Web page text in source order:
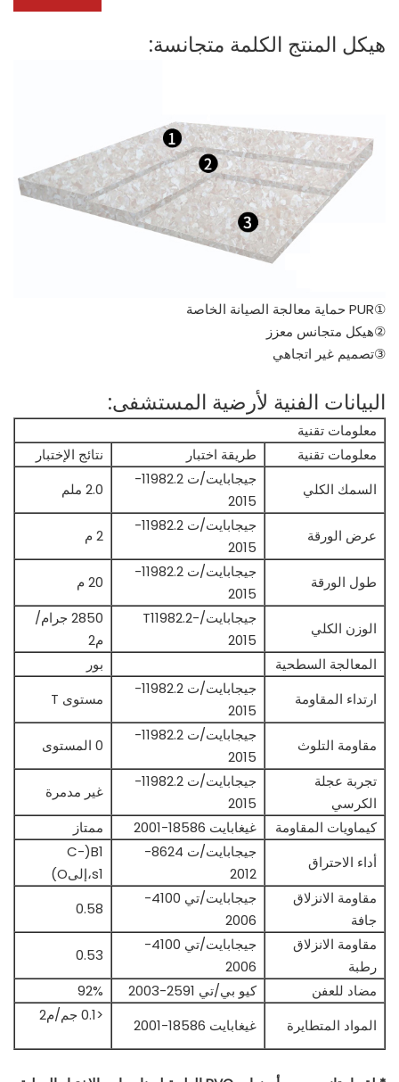
هيكل المنتج الكلمة متجانسة:
①PUR حماية معالجة الصيانة الخاصة
②هيكل متجانس معزز
③تصميم غير اتجاهي
البيانات الفنية لأرضية المستشفى:
معلومات تقنية
معلومات تقنية
طريقة اختبار
نتائج الإختبار
السمك الكلي
جيجابايت/ت 11982.2-
2015
2.0 ملم
عرض الورقة
جيجابايت/ت 11982.2-
2015
2 م
طول الورقة
جيجابايت/ت 11982.2-
2015
20 م
الوزن الكلي
جيجابايت/T11982.2-
2015
2850 جرام/
م2
المعالجة السطحية
بور
ارتداء المقاومة
جيجابايت/ت 11982.2-
2015
مستوى T
مقاومة التلوث
جيجابايت/ت 11982.2-
2015
0 المستوى
تجربة عجلة
الكرسي
جيجابايت/ت 11982.2-
2015
غير مدمرة
كيماويات المقاومة
غيغابايت 18586-2001
ممتاز
أداء الاحتراق
جيجابايت/ت 8624-
2012
B1(C-
s1،إلىO)
مقاومة الانزلاق
جافة
جيجابايت/تي 4100-
2006
0.58
مقاومة الانزلاق
رطبة
جيجابايت/تي 4100-
2006
0.53
مضاد للعفن
كيو بي/تي 2591-2003
92%
المواد المتطايرة
غيغابايت 18586-2001
<0.1 جم/م2